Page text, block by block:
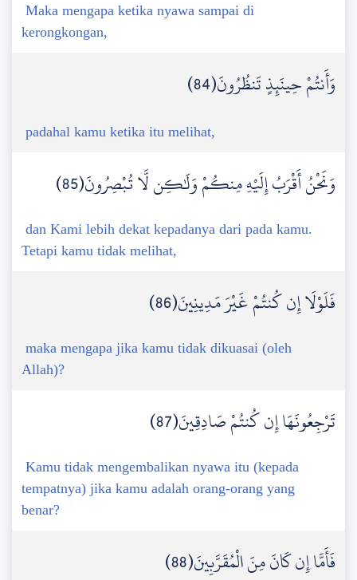
Maka mengapa ketika nyawa sampai di
kerongkongan,
وَأَنتُمْ حِينَئِذٍ تَنظُرُونَ(84)
padahal kamu ketika itu melihat,
وَنَحْنُ أَقْرَبُ إِلَيْهِ مِنكُمْ وَلَٰكِن لَّا تُبْصِرُونَ(85)
dan Kami lebih dekat kepadanya dari pada kamu.
Tetapi kamu tidak melihat,
فَلَوْلَا إِن كُنتُمْ غَيْرَ مَدِينِينَ(86)
maka mengapa jika kamu tidak dikuasai (oleh
Allah)?
تَرْجِعُونَهَا إِن كُنتُمْ صَادِقِينَ(87)
Kamu tidak mengembalikan nyawa itu (kepada
tempatnya) jika kamu adalah orang-orang yang
benar?
فَأَمَّا إِن كَانَ مِنَ الْمُقَرَّبِينَ(88)